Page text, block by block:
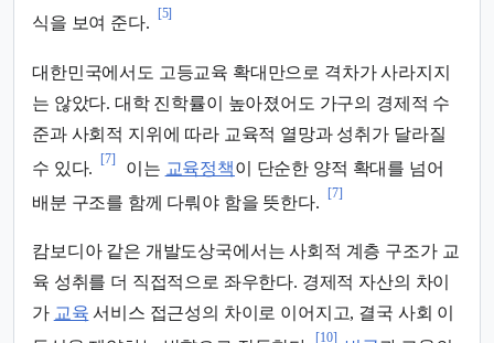
식을 보여 준다.
[5]
대한민국에서도 고등교육 확대만으로 격차가 사라지지
는 않았다. 대학 진학률이 높아졌어도 가구의 경제적 수
준과 사회적 지위에 따라 교육적 열망과 성취가 달라질
수 있다.
[7]
이는 교육정책이 단순한 양적 확대를 넘어
배분 구조를 함께 다뤄야 함을 뜻한다.
[7]
캄보디아 같은 개발도상국에서는 사회적 계층 구조가 교
육 성취를 더 직접적으로 좌우한다. 경제적 자산의 차이
가 교육 서비스 접근성의 차이로 이어지고, 결국 사회 이
[10]